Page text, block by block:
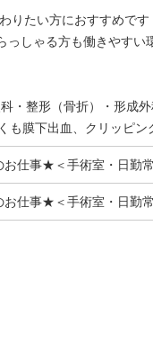
りたい方におすすめです
っしゃる方も働きやすい
・整形（骨折）・形成
膜下出血、クリッピン
お仕事★＜手術室・日勤
お仕事★＜手術室・日勤